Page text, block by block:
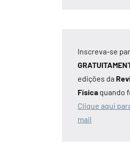
Inscreva-se
edições da
Física quando
Clique aqui
mail